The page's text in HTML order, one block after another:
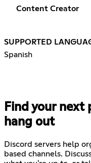
Content Creator
SUPPORTED
Spanish
Find your
hang out
Discord servers help
based channels.